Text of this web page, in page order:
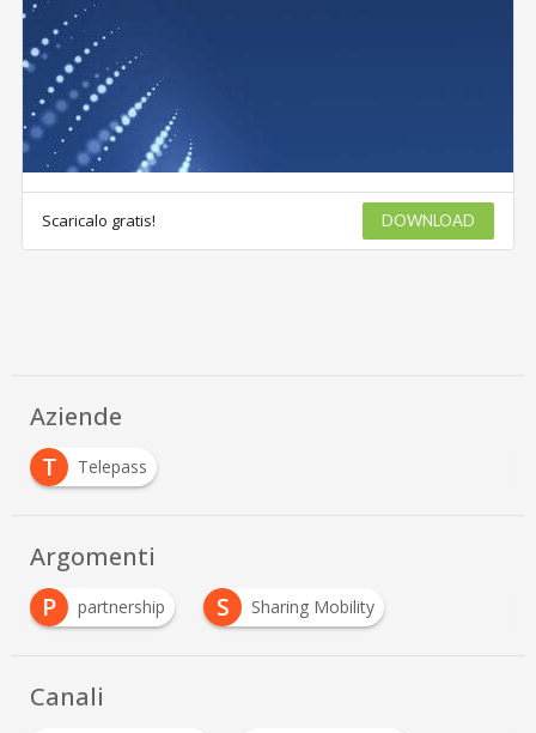
Scaricalo gratis! DOWNLOAD
Aziende
T
Telepass
Argomenti
P
partnership S Sharing Mobility
Canali